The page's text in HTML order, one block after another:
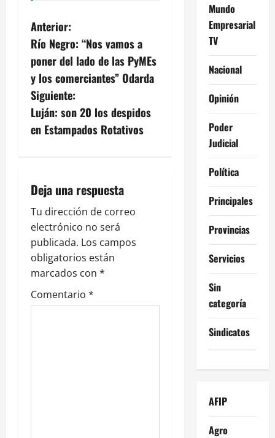
N
a
v
e
g
c
i
ó
n
d
e
Anterior:
Río Negro: “Nos vamos a
poner del lado de las PyMEs
y los comerciantes” Odarda
Siguiente:
Luján: son 20 los despidos
en Estampados Rotativos
Deja una respuesta
Tu dirección de correo
electrónico no será
publicada. Los campos
obligatorios están
marcados con *
Comentario *
Mundo
Empresarial
TV
Nacional
Opinión
Poder
Judicial
Política
Principales
Provincias
Servicios
Sin
categoría
Sindicatos
AFIP
Agro